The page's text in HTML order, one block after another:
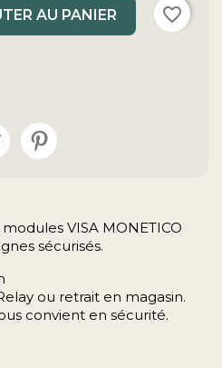
VISA MONETICO
sécurisés.
ou retrait en magasin.
convient en sécurité.
du produit